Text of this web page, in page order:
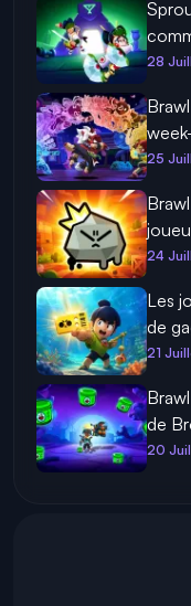
28
25
24
Les
de
21
de
20